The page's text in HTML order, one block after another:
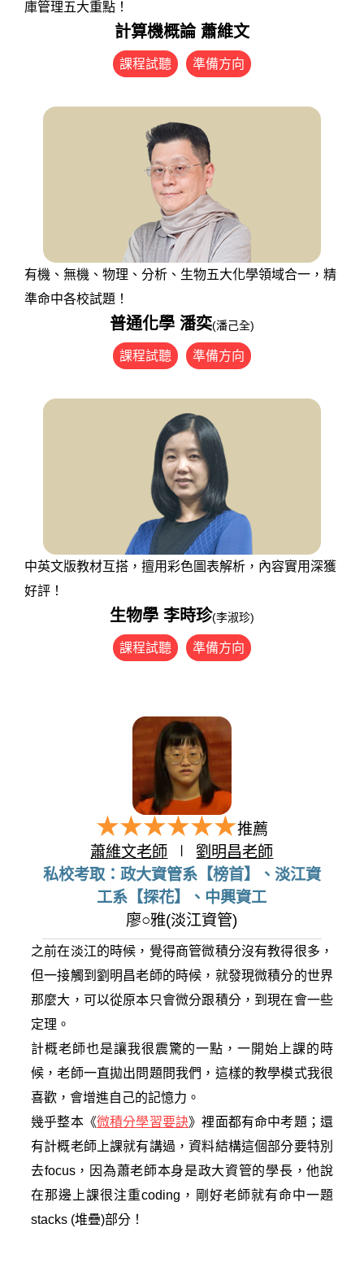
庫管理五大重點！
計算機概論 蕭維文
課程試聽 準備方向
有機、無機、物理、分析、生物五大化學領域合一，精
準命中各校試題！
普通化學 潘奕(潘己全)
課程試聽 準備方向
中英文版教材互搭，擅用彩色圖表解析，內容實用深獲
好評！
生物學 李時珍(李淑珍)
課程試聽 準備方向
推薦
蕭維文老師
劉明昌老師
私校考取：政大資管系【榜首】、淡江資
工系【探花】、中興資工
廖○雅(淡江資管)
之前在淡江的時候，覺得商管微積分沒有教得很多，
但一接觸到劉明昌老師的時候，就發現微積分的世界
那麼大，可以從原本只會微分跟積分，到現在會一些
定理。
計概老師也是讓我很震驚的一點，一開始上課的時
候，老師一直拋出問題問我們，這樣的教學模式我很
喜歡，會增進自己的記憶力。
幾乎整本《微積分學習要訣》裡面都有命中考題；還
有計概老師上課就有講過，資料結構這個部分要特別
去focus，因為蕭老師本身是政大資管的學長，他說
在那邊上課很注重coding，剛好老師就有命中一題
stacks (堆疊)部分！